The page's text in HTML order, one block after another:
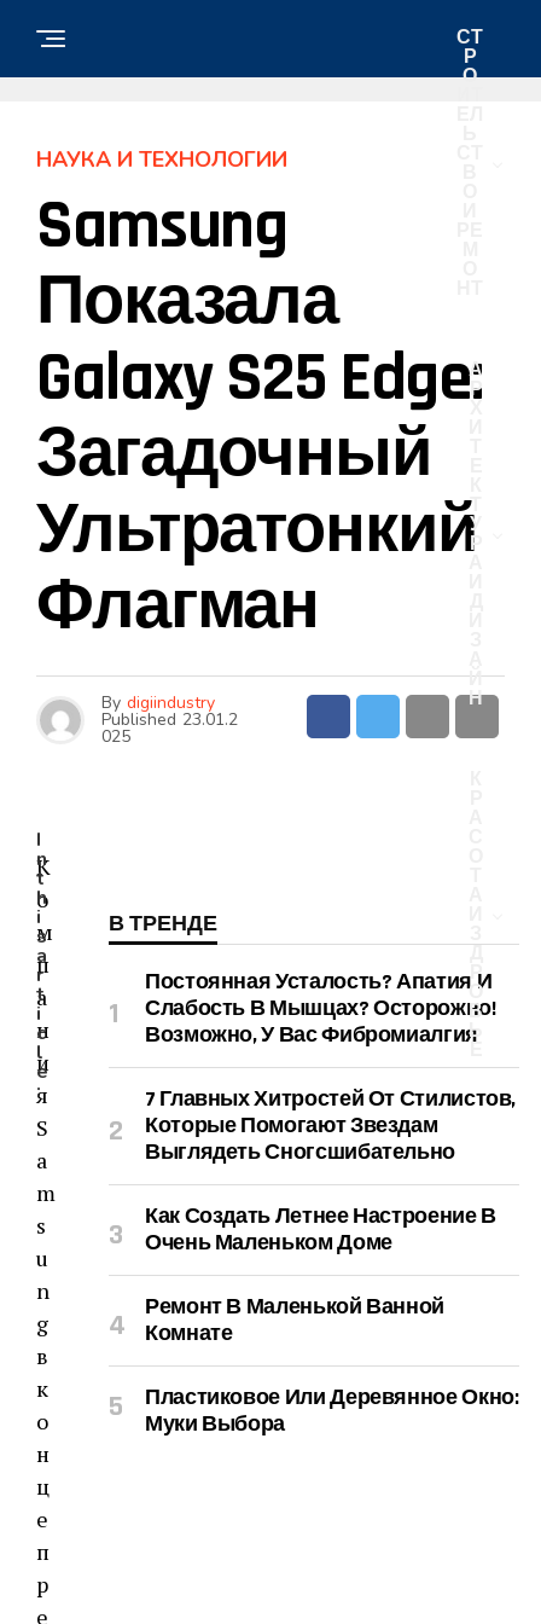
СТ
Р
О
А
Р
Т
У
Р
Й
Н
Р
О
В
Ь
НАУКА И ТЕХНОЛОГИИ
Samsung
Показала
Galaxy S25 Edge:
Загадочный
Ультратонкий
Флагман
By digiindustry
Published 23.01.2
025
К
о
м
п
а
н
и
я
S
a
m
s
u
n
g
в
к
о
н
ц
е
п
р
е
I
n
t
h
i
s
a
r
t
i
c
l
e
:
В ТРЕНДЕ
Постоянная Усталость? Апатия И
Слабость В Мышцах? Осторожно!
Возможно, У Вас Фибромиалгия
7 Главных Хитростей От Стилистов,
Которые Помогают Звездам
Выглядеть Сногсшибательно
Как Создать Летнее Настроение В
Очень Маленьком Доме
Ремонт В Маленькой Ванной
Комнате
Пластиковое Или Деревянное Окно:
Муки Выбора